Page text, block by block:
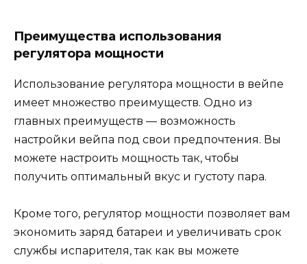
Преимущества использования
регулятора мощности
Использование регулятора мощности в вейпе
имеет множество преимуществ. Одно из
главных преимуществ — возможность
настройки вейпа под свои предпочтения. Вы
можете настроить мощность так, чтобы
получить оптимальный вкус и густоту пара.
Кроме того, регулятор мощности позволяет вам
экономить заряд батареи и увеличивать срок
службы испарителя, так как вы можете